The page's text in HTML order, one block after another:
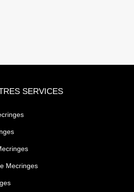
SERVICES
Mecringes